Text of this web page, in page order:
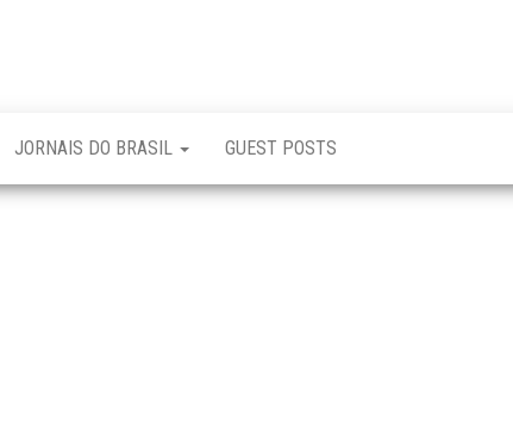
JORNAIS DO BRASIL GUEST POSTS